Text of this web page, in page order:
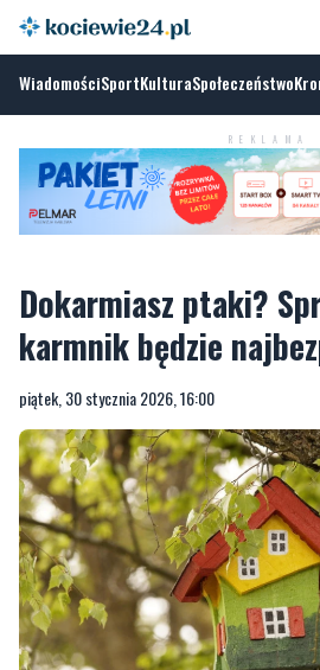
WiadomościSportKulturaSpołeczeństwo
REKLAMA
NGM
Dokarmiasz ptaki?
piątek, 30 stycznia 2026, 16:00